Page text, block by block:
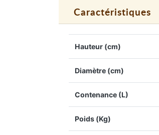
Caractéristiques
Hauteur (cm)
Diamètre (cm)
Contenance (L)
Poids (Kg)